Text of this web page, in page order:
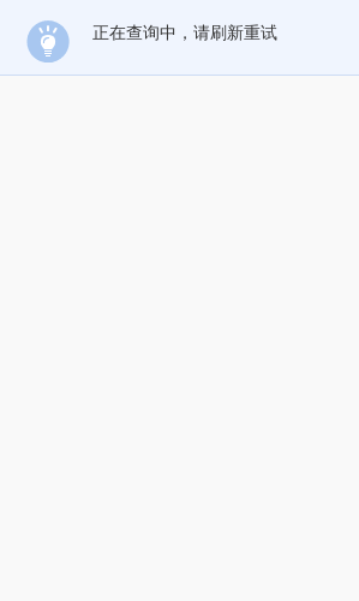
正在查询中，请刷新重试